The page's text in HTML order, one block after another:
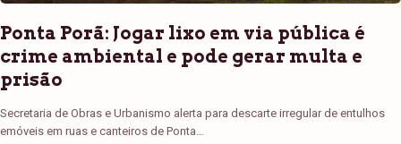
Ponta Porã: Jogar lixo em via pública é
crime ambiental e pode gerar multa e
prisão
Secretaria de Obras e Urbanismo alerta para descarte irregular de entulhos
emóveis em ruas e canteiros de Ponta…